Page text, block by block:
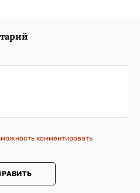
комментировать